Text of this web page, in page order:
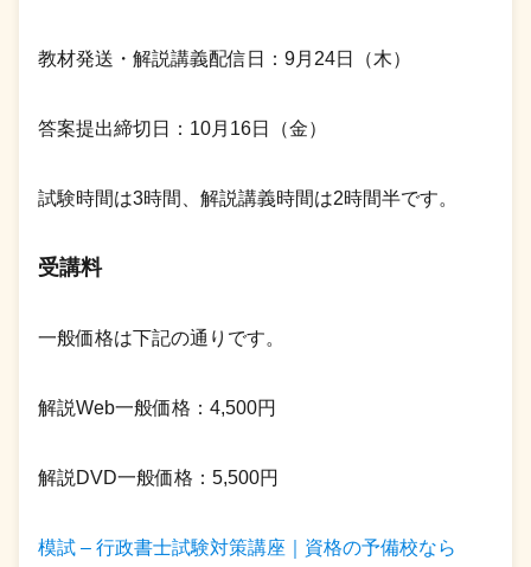
教材発送・解説講義配信日：9月24日（木）
答案提出締切日：10月16日（金）
試験時間は3時間、解説講義時間は2時間半です。
受講料
一般価格は下記の通りです。
解説Web一般価格：4,500円
解説DVD一般価格：5,500円
模試 – 行政書士試験対策講座｜資格の予備校なら